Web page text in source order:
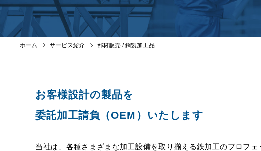
ホーム サービス紹介 部材販売 / 鋼製加工品
お客様設計の製品を
委託加工請負（OEM）いたします
当社は、各種さまざまな加工設備を取り揃える鉄加工のプロフェ